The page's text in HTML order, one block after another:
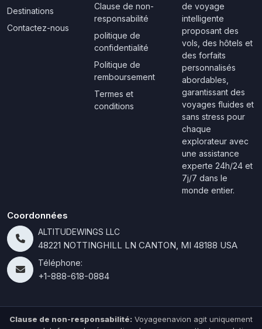
Destinations
Contactez-nous
Clause de non-
responsabilité
politique de
confidentialité
Politique de
remboursement
Termes et
conditions
de voyage
intelligente
proposant des
vols, des hôtels et
des forfaits
personnalisés
abordables,
garantissant des
voyages fluides et
sans stress pour
chaque
explorateur avec
une assistance
experte 24h/24 et
7j/7 dans le
monde entier.
Coordonnées
ALTITUDEWINGS LLC
48221 NOTTINGHILL LN CANTON, MI 48188 USA
Téléphone:
+1-888-618-0884
Clause de non-responsabilité: Voyageenavion agit uniquement